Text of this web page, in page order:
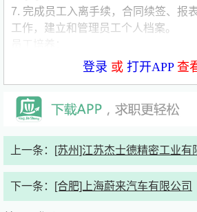
7. 完成员工入离手续，合同续签、报
工作，建立和管理员工个人档案。
8. 协助人力资源专员实施基础培训工
9. 根据课程开发计划，协助开发新员
并担任讲师，协助组织兼职讲师开发
考勤管理：
11. 根据公司公司假期管理制度，负责
登录 或 打开APP查
上一条： [苏州]江苏杰士德精密工业有
下一条： [合肥]上海蔚来汽车有限公司